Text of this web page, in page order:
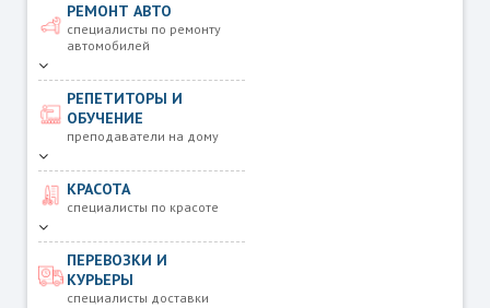
РЕМОНТ АВТО
специалисты по ремонту
автомобилей
РЕПЕТИТОРЫ И
ОБУЧЕНИЕ
преподаватели на дому
КРАСОТА
специалисты по красоте
ПЕРЕВОЗКИ И
КУРЬЕРЫ
специалисты доставки